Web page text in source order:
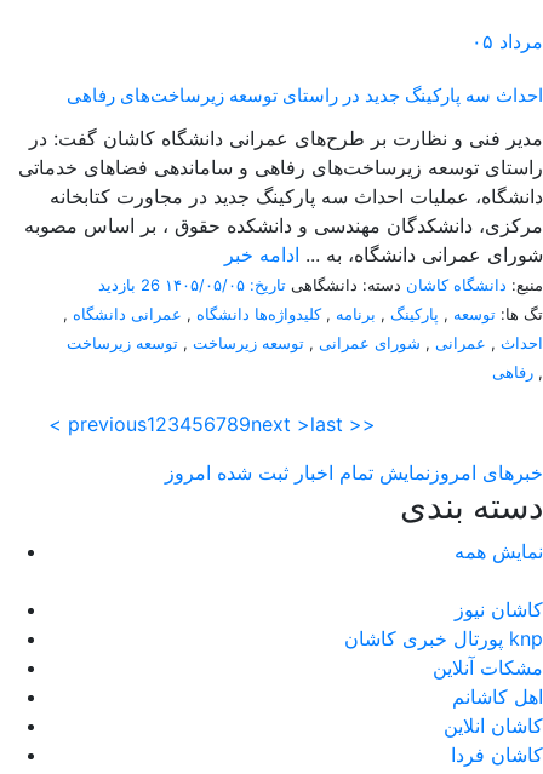
۰۵ مرداد
احداث سه پارکینگ جدید در راستای توسعه زیرساخت‌های رفاهی
مدیر فنی و نظارت بر طرح‌های عمرانی دانشگاه کاشان گفت: در
راستای توسعه زیرساخت‌های رفاهی و ساماندهی فضاهای خدماتی
دانشگاه، عملیات احداث سه پارکینگ جدید در مجاورت کتابخانه
مرکزی، دانشکدگان مهندسی و دانشکده حقوق ، بر اساس مصوبه
شورای عمرانی دانشگاه، به ... ادامه خبر
منبع: دانشگاه کاشان دسته: دانشگاهی تاریخ: ۱۴۰۵/۰۵/۰۵
26 بازدید
تگ ها: توسعه , پارکینگ , برنامه ,کلیدواژه‌ها دانشگاه , عمرانی دانشگاه ,
احداث , عمرانی , شورای عمرانی , توسعه زیرساخت , توسعه زیرساخت
رفاهی ,
< previous123456789next >last >>
خبرهای امروز نمایش تمام اخبار ثبت شده امروز
دسته بندی
نمایش همه
کاشان نیوز
پورتال خبری كاشان knp
مشکات آنلاین
اهل کاشانم
کاشان انلاین
کاشان فردا